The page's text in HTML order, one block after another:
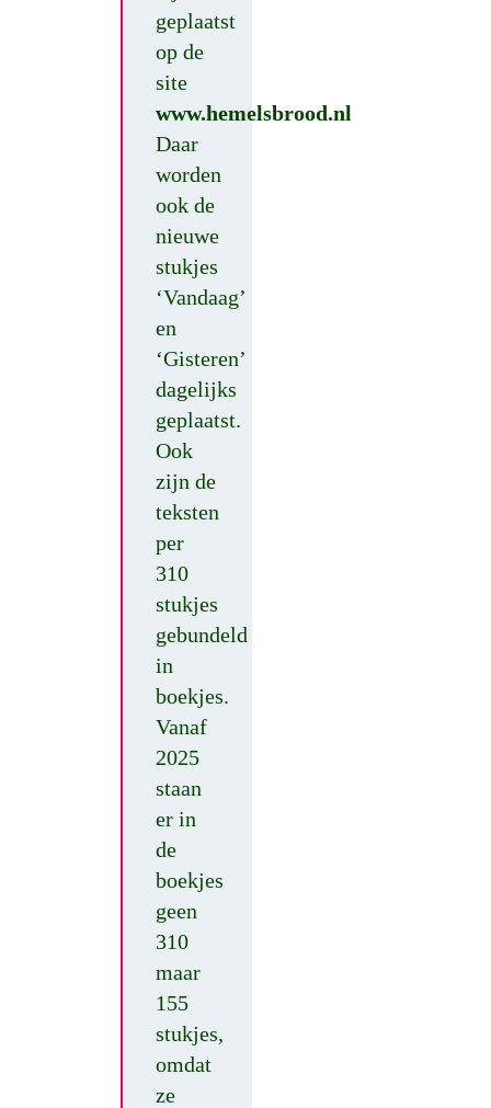
geplaatst
op de
site
www.hemelsbrood.nl
Daar
worden
ook de
nieuwe
stukjes
‘Vandaag’
en
‘Gisteren’
dagelijks
geplaatst.
Ook
zijn de
teksten
per
310
stukjes
gebundeld
in
boekjes.
Vanaf
2025
staan
er in
de
boekjes
geen
310
maar
155
stukjes,
omdat
ze